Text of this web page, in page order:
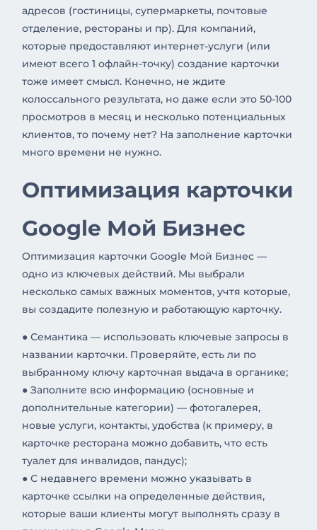
адресов (гостиницы, супермаркеты, почтовые
отделение, рестораны и пр). Для компаний,
которые предоставляют интернет-услуги (или
имеют всего 1 офлайн-точку) создание карточки
тоже имеет смысл. Конечно, не ждите
колоссального результата, но даже если это 50-100
просмотров в месяц и несколько потенциальных
клиентов, то почему нет? На заполнение карточки
много времени не нужно.
Оптимизация карточки
Google Мой Бизнес
Оптимизация карточки Google Мой Бизнес —
одно из ключевых действий. Мы выбрали
несколько самых важных моментов, учтя которые,
вы создадите полезную и работающую карточку.
● Семантика — использовать ключевые запросы в
названии карточки. Проверяйте, есть ли по
выбранному ключу карточная выдача в органике;
● Заполните всю информацию (основные и
дополнительные категории) — фотогалерея,
новые услуги, контакты, удобства (к примеру, в
карточке ресторана можно добавить, что есть
туалет для инвалидов, пандус);
● С недавнего времени можно указывать в
карточке ссылки на определенные действия,
которые ваши клиенты могут выполнять сразу в